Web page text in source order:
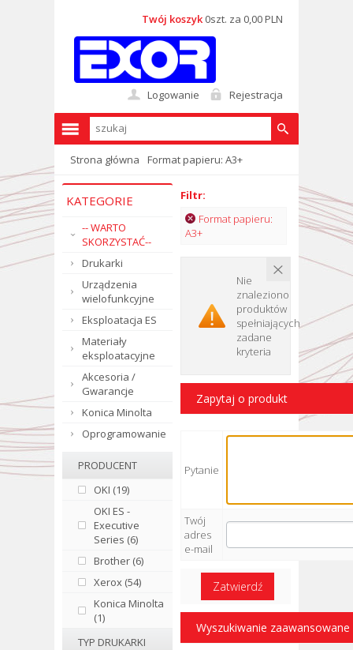
Logowanie Rejestracja
Twój koszyk 0szt. za 0,00 PLN
Strona główna Format papieru: A3+
KATEGORIE
-- WARTO
SKORZYSTAĆ--
Drukarki
Urządzenia
wielofunkcyjne
Eksploatacja ES
Materiały
eksploatacyjne
Akcesoria /
Gwarancje
Konica Minolta
Oprogramowanie
PRODUCENT
OKI (19)
OKI ES -
Executive
Series (6)
Brother (6)
Xerox (54)
Konica Minolta
(1)
TYP DRUKARKI
Filtr:
Format papieru:
A3+
Nie
znaleziono
produktów
spełniających
zadane
kryteria
Zapytaj o produkt
Pytanie
Twój
adres
e-mail
Zatwierdź
Wyszukiwanie zaawansowane